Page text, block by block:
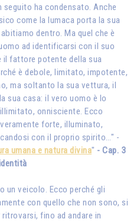
seguito ha condensato. Anche
come la lumaca porta la sua
dentro. Ma quel che è
ad identificarsi con il suo
il fattore potente della sua
è debole, limitato, impotente,
ma soltanto la sua vettura, il
sua casa: il vero uomo è lo
onnisciente. Ecco
forte, illuminato,
con il proprio spirito…" -
umana e natura divina" - Cap. 3
un veicolo. Ecco perché gli
con quello che non sono, si
fino ad andare in